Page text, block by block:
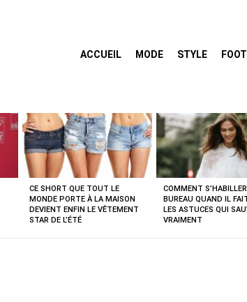
ACCUEIL MODE STYLE
CE SHORT QUE TOUT LE
MONDE PORTE À LA MAISON
DEVIENT ENFIN LE VÊTEMENT
STAR DE L’ÉTÉ
COMMENT
BUREAU QUAND IL
LES ASTUCES QUI
VRAIMENT